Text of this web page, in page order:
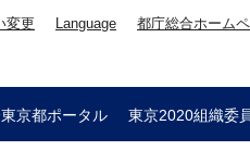
変更 Language 都庁総合ホーム
京都ポータル 東京2020組織委